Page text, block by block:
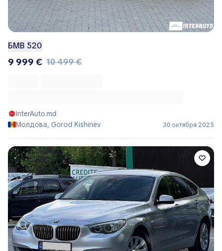
БМВ 520
9 999 € 10 499 €
InterAuto.md
Молдова, Gorod Kishinëv
30 октября 2025